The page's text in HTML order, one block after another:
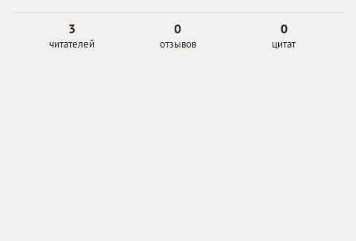
3
читателей
0
отзывов
0
цитат